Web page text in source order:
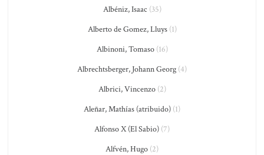
Albéniz, Isaac (35)
Alberto de Gomez, Lluys(1)
Albinoni, Tomaso(16)
Albrechtsberger, Johann Georg (4)
Albrici, Vincenzo(2)
Aleñar, Mathías (atribuido) (1)
Alfonso X (El Sabio) (7)
Alfvén, Hugo (2)